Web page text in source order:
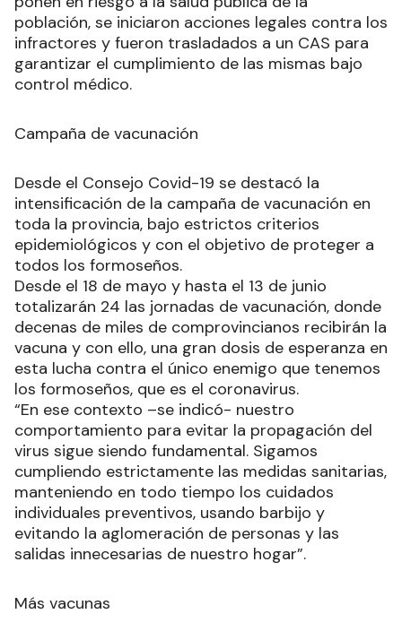
población, se iniciaron acciones legales contra los
infractores y fueron trasladados a un CAS para
garantizar el cumplimiento de las mismas bajo
control médico.
Campaña de vacunación
Desde el Consejo Covid-19 se destacó la
intensificación de la campaña de vacunación en
toda la provincia, bajo estrictos criterios
epidemiológicos y con el objetivo de proteger a
todos los formoseños.
Desde el 18 de mayo y hasta el 13 de junio
totalizarán 24 las jornadas de vacunación, donde
decenas de miles de comprovincianos recibirán la
vacuna y con ello, una gran dosis de esperanza en
esta lucha contra el único enemigo que tenemos
los formoseños, que es el coronavirus.
“En ese contexto –se indicó- nuestro
comportamiento para evitar la propagación del
virus sigue siendo fundamental. Sigamos
cumpliendo estrictamente las medidas sanitarias,
manteniendo en todo tiempo los cuidados
individuales preventivos, usando barbijo y
evitando la aglomeración de personas y las
salidas innecesarias de nuestro hogar”.
Más vacunas